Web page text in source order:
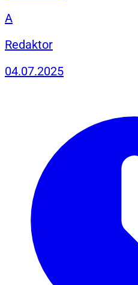
A
Redaktor
04.07.2025